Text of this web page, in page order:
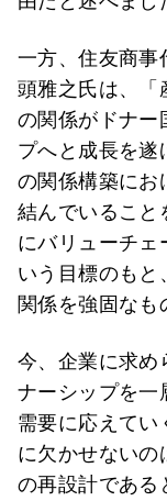
一方、住友商事
頭雅之氏は、「
の関係がドナー
プへと成長を遂
の関係構築にお
結んでいること
にバリューチェ
いう目標のもと
関係を強固なも
今、企業に求め
ナーシップを一
需要に応えてい
に欠かせないの
の再設計である